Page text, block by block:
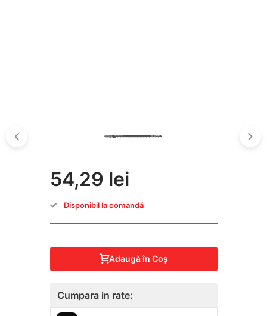
54,29 lei
Disponibil la comandă
Adaugă în Coş
Cumpara in rate: